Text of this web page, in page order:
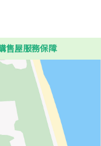
售屋服務保障